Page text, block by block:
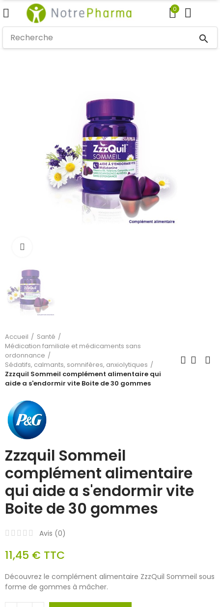
0
search
Accueil
Santé
Médication familiale et médicaments sans
ordonnance
Sédatifs, calmants, somnifères, anxiolytiques
Zzzquil Sommeil complément alimentaire qui
aide a s'endormir vite Boite de 30 gommes
Zzzquil Sommeil
complément alimentaire
qui aide a s'endormir vite
Boite de 30 gommes
Avis (0)
11,45 € TTC
Découvrez le complément alimentaire ZzzQuil Sommeil sous
forme de gommes à mâcher.